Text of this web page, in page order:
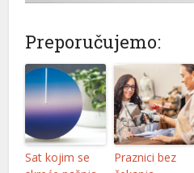
Preporučujemo:
Sat kojim se
Praznici bez